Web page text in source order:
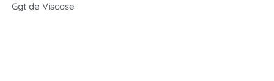
Ggt de Viscose